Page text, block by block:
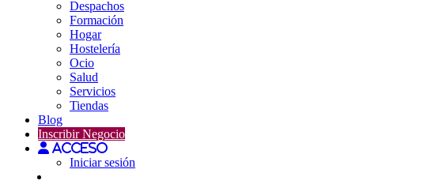
Despachos
Formación
Hogar
Hostelería
Ocio
Salud
Servicios
Tiendas
Blog
Inscribir Negocio
Acceso
Iniciar sesión